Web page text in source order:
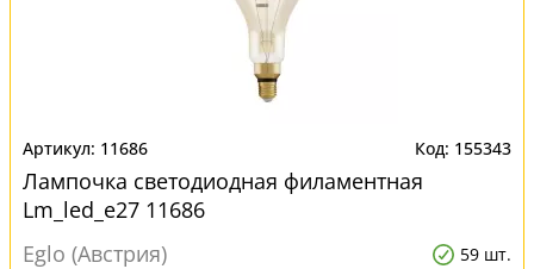
11686 155343
Лампочка светодиодная филаментная
Lm_led_e27 11686
Eglo (Австрия)
59 шт.